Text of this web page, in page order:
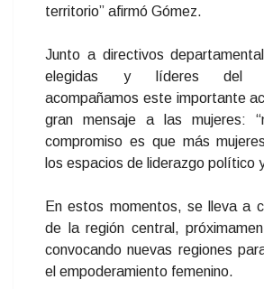
territorio” afirmó Gómez.
Junto a directivos
elegidas y líderes del
acompañamos este importante
gran mensaje a las mujeres:
compromiso es que más
los espacios de liderazgo político
En estos momentos, se lleva a
de la región central,
convocando nuevas regiones
el empoderamiento femenino.